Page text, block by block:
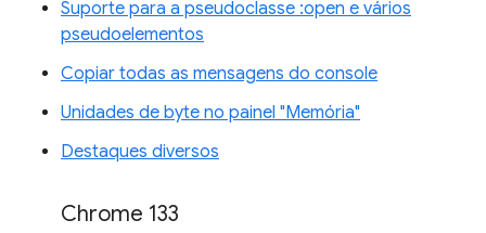
Suporte para a pseudoclasse :open e vários
pseudoelementos
Copiar todas as mensagens do console
Unidades de byte no painel "Memória"
Destaques diversos
Chrome 133